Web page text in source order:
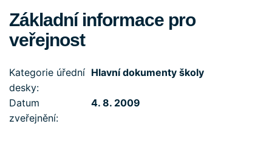
POVINNÉ INFO
KONTAKTY
Základní informace pro
veřejnost
Kategorie úřední
desky
Hlavní dokumenty školy
Datum
zveřejnění
4. 8. 2009